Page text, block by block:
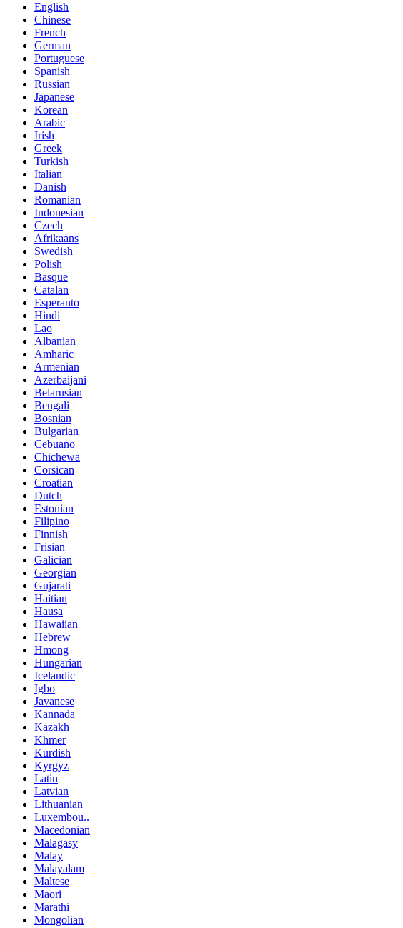
English
Chinese
French
German
Portuguese
Spanish
Russian
Japanese
Korean
Arabic
Irish
Greek
Turkish
Italian
Danish
Romanian
Indonesian
Czech
Afrikaans
Swedish
Polish
Basque
Catalan
Esperanto
Hindi
Lao
Albanian
Amharic
Armenian
Azerbaijani
Belarusian
Bengali
Bosnian
Bulgarian
Cebuano
Chichewa
Corsican
Croatian
Dutch
Estonian
Filipino
Finnish
Frisian
Galician
Georgian
Gujarati
Haitian
Hausa
Hawaiian
Hebrew
Hmong
Hungarian
Icelandic
Igbo
Javanese
Kannada
Kazakh
Khmer
Kurdish
Kyrgyz
Latin
Latvian
Lithuanian
Luxembou..
Macedonian
Malagasy
Malay
Malayalam
Maltese
Maori
Marathi
Mongolian